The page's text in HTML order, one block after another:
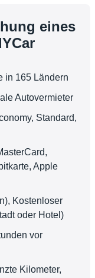
eines
in 165 Ländern
Autovermieter
Standard,
Apple
Kostenloser
oder Hotel)
vor
Kilometer,